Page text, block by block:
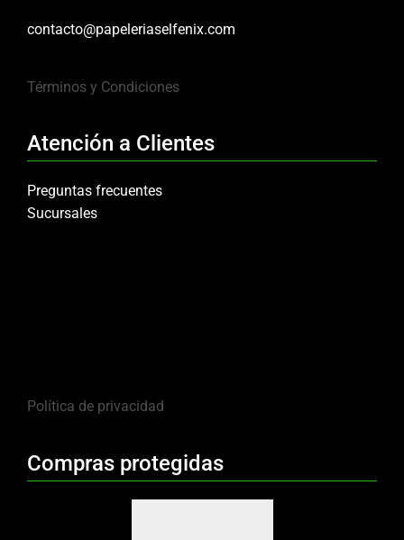
contacto@papeleriaselfenix.com
Términos y Condiciones
Atención a Clientes
Preguntas frecuentes
Sucursales
Política de privacidad
Compras protegidas